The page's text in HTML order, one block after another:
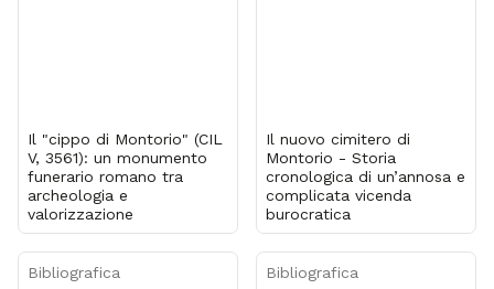
Il "cippo di Montorio" (CIL
V, 3561): un monumento
funerario romano tra
archeologia e
valorizzazione
Il nuovo cimitero di
Montorio - Storia
cronologica di un’annosa e
complicata vicenda
burocratica
Bibliografica Bibliografica